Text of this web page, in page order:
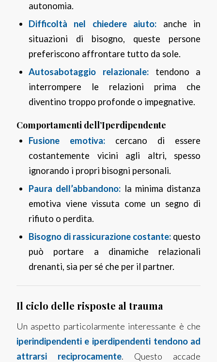
autonomia.
Difficoltà nel chiedere aiuto: anche in
situazioni di bisogno, queste persone
preferiscono affrontare tutto da sole.
Autosabotaggio relazionale:tendono a
interrompere le relazioni prima che
diventino troppo profonde o impegnative.
Comportamenti dell’Iperdipendente
Fusione emotiva: cercano di essere
costantemente vicini agli altri, spesso
ignorando i propri bisogni personali.
Paura dell’abbandono: la minima distanza
emotiva viene vissuta come un segno di
rifiuto o perdita.
Bisogno di rassicurazione costante: questo
può portare a dinamiche relazionali
drenanti, sia per sé che per il partner.
Il ciclo delle risposte al trauma
Un aspetto particolarmente interessante è che
iperindipendenti e iperdipendenti tendono ad
attrarsi reciprocamente. Questo accade